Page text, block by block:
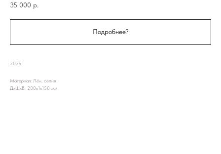
35 000 р.
Подробнее?
2025
Материал: Лён, сепия
ДxШxВ: 200x1x150 мм